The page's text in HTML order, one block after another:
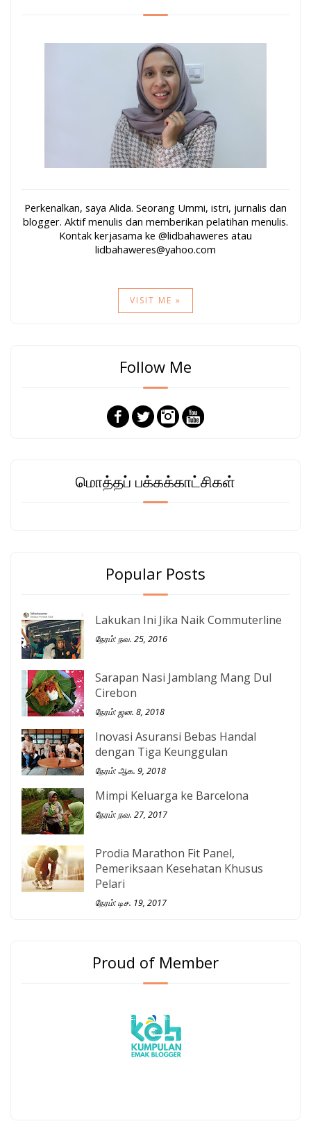
Perkenalkan, saya Alida. Seorang Ummi, istri, jurnalis dan
blogger. Aktif menulis dan memberikan pelatihan menulis.
Kontak kerjasama ke @lidbahaweres atau
lidbahaweres@yahoo.com
VISIT ME »
Follow Me
மொத்தப் பக்கக்காட்சிகள்
Popular Posts
Lakukan Ini Jika Naik Commuterline
நேரம்: நவ. 25, 2016
Sarapan Nasi Jamblang Mang Dul
Cirebon
நேரம்: ஜன. 8, 2018
Inovasi Asuransi Bebas Handal
dengan Tiga Keunggulan
நேரம்: ஆக. 9, 2018
Mimpi Keluarga ke Barcelona
நேரம்: நவ. 27, 2017
Prodia Marathon Fit Panel,
Pemeriksaan Kesehatan Khusus
Pelari
நேரம்: டிச. 19, 2017
Proud of Member